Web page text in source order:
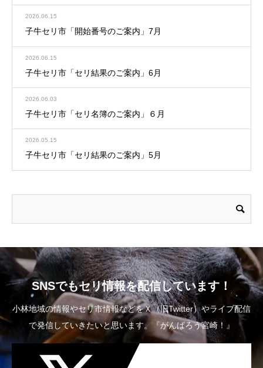
2026.06.15
子牛セリ市「開始番号のご案内」7月
2026.06.15
子牛セリ市「セリ結果のご案内」6月
2026.06.03
子牛セリ市「セリ名簿のご案内」６月
2026.05.15
子牛セリ市「セリ結果のご案内」5月
SNSでもセリ情報を配信しています！
小林地域の情報やセリ市情報などをＸ（旧Twitter）やライブ配信
で発信していきたいと思います。『がんばろう宮崎！』